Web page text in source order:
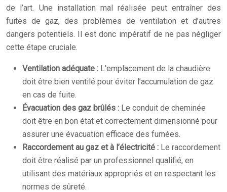
de l’art. Une installation mal réalisée peut entraîner des
fuites de gaz, des problèmes de ventilation et d’autres
dangers potentiels. Il est donc impératif de ne pas négliger
cette étape cruciale.
Ventilation adéquate : L’emplacement de la chaudière
doit être bien ventilé pour éviter l’accumulation de gaz
en cas de fuite.
Évacuation des gaz brûlés : Le conduit de cheminée
doit être en bon état et correctement dimensionné pour
assurer une évacuation efficace des fumées.
Raccordement au gaz et à l’électricité : Le raccordement
doit être réalisé par un professionnel qualifié, en
utilisant des matériaux appropriés et en respectant les
normes de sûreté.